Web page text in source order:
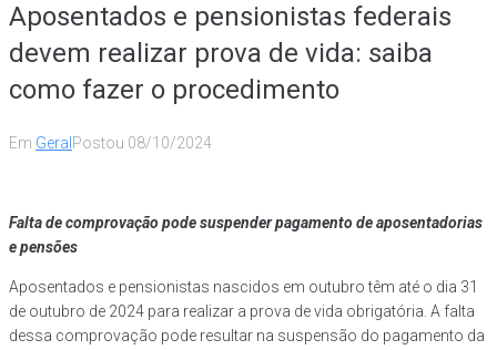
Aposentados e pensionistas federais
devem realizar prova de vida: saiba
como fazer o procedimento
Em Geral Postou 08/10/2024
Falta de comprovação pode suspender pagamento de aposentadorias
e pensões
Aposentados e pensionistas nascidos em outubro têm até o dia 31
de outubro de 2024 para realizar a prova de vida obrigatória. A falta
dessa comprovação pode resultar na suspensão do pagamento da